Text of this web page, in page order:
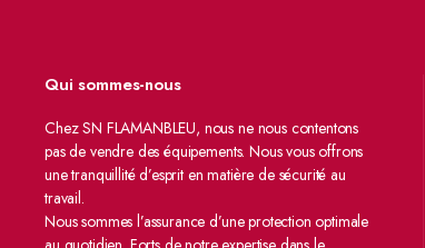
Qui sommes-nous
Chez SN FLAMANBLEU, nous ne nous contentons
pas de vendre des équipements. Nous vous offrons
une tranquillité d’esprit en matière de sécurité au
travail.
Nous sommes l’assurance d’une protection optimale